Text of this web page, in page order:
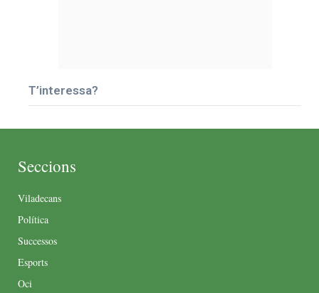
T’interessa?
Seccions
Viladecans
Política
Successos
Esports
Oci